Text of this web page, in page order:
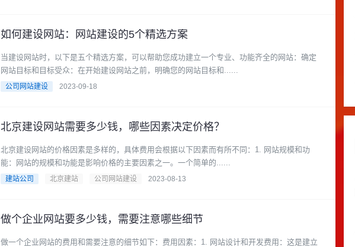
如何建设网站：网站建设的5个精选方案
当建设网站时，以下是五个精选方案，可以帮助您成功建立一个专业、功能齐全的网站：确定
网站目标和目标受众：在开始建设网站之前，明确您的网站目标和......
公司网站建设 2023-09-18
北京建设网站需要多少钱，哪些因素决定价格？
北京建设网站的价格因素是多样的，具体费用会根据以下因素而有所不同：1. 网站规模和功
能：网站的规模和功能是影响价格的主要因素之一。一个简单的......
建站公司 北京建站 公司网站建设 2023-08-13
做个企业网站要多少钱，需要注意哪些细节
做一个企业网站的费用和需要注意的细节如下：费用因素：1. 网站设计和开发费用：这是建立